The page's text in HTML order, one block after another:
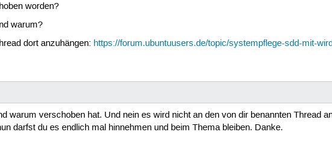
worden?
warum?
dort anzuhängen: https://forum.ubuntuusers.de/topic/systempflege-sdd-mit-
warum verschoben hat. Und nein es wird nicht an den von dir benannten Thread
darfst du es endlich mal hinnehmen und beim Thema bleiben. Danke.